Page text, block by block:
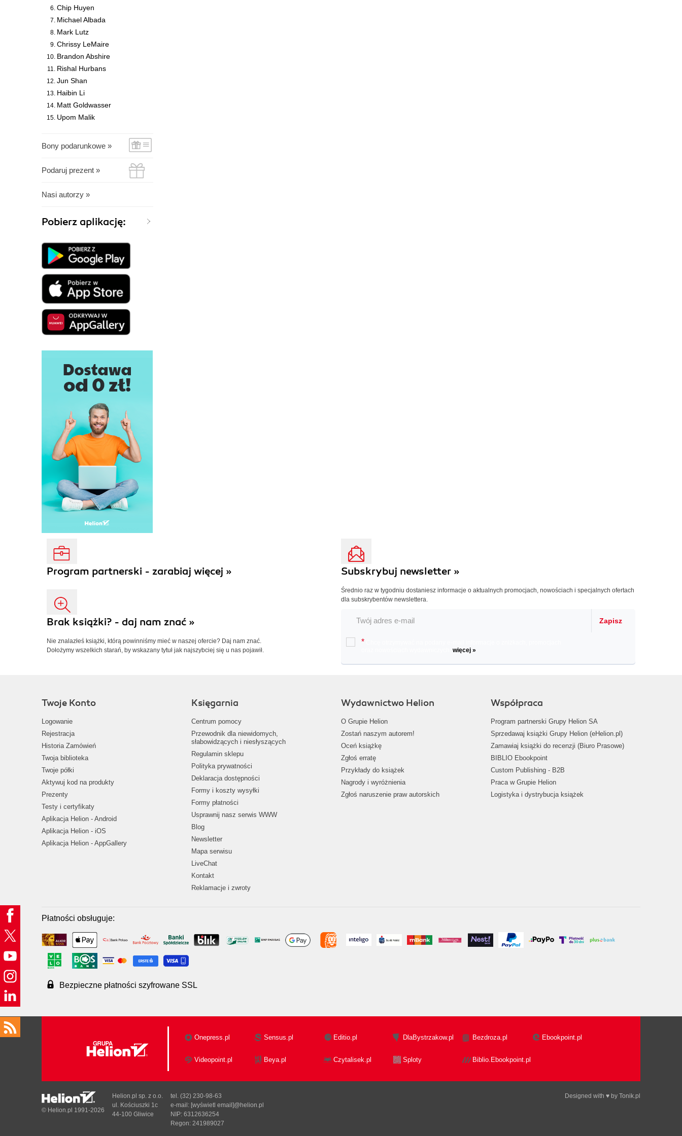
Chip Huyen
Michael Albada
Mark Lutz
Chrissy LeMaire
Brandon Abshire
Rishal Hurbans
Jun Shan
Haibin Li
Matt Goldwasser
Upom Malik
Bony podarunkowe »
Podaruj prezent »
Nasi autorzy »
Pobierz aplikację:
Program partnerski - zarabiaj więcej »
Brak książki? - daj nam znać »
Nie znalazłeś książki, którą powinniśmy mieć w naszej ofercie? Daj nam znać.
Dołożymy wszelkich starań, by wskazany tytuł jak najszybciej się u nas pojawił.
Subskrybuj newsletter »
Średnio raz w tygodniu dostaniesz informacje o aktualnych promocjach, nowościach i specjalnych ofertach
dla subskrybentów newslettera.
Zapisz
*
więcej »
Twoje Konto
Logowanie
Rejestracja
Historia Zamówień
Twoja biblioteka
Twoje półki
Aktywuj kod na produkty
Prezenty
Testy i certyfikaty
Aplikacja Helion - Android
Aplikacja Helion - iOS
Aplikacja Helion - AppGallery
Księgarnia
Centrum pomocy
Przewodnik dla niewidomych,
słabowidzących i niesłyszących
Regulamin sklepu
Polityka prywatności
Deklaracja dostępności
Formy i koszty wysyłki
Formy płatności
Usprawnij nasz serwis WWW
Blog
Newsletter
Mapa serwisu
LiveChat
Kontakt
Reklamacje i zwroty
Wydawnictwo Helion
O Grupie Helion
Zostań naszym autorem!
Oceń książkę
Zgłoś erratę
Przykłady do książek
Nagrody i wyróżnienia
Zgłoś naruszenie praw autorskich
Współpraca
Program partnerski Grupy Helion SA
Sprzedawaj książki Grupy Helion (eHelion.pl)
Zamawiaj książki do recenzji (Biuro Prasowe)
BIBLIO Ebookpoint
Custom Publishing - B2B
Praca w Grupie Helion
Logistyka i dystrybucja książek
Płatności obsługuje:
Bezpieczne płatności szyfrowane SSL
Onepress.pl Sensus.pl Editio.pl DlaBystrzakow.pl Bezdroza.pl Ebookpoint.pl
Videopoint.pl Beya.pl Czytalisek.pl Sploty Biblio.Ebookpoint.pl
Designed with ♥ by Tonik.pl
© Helion.pl 1991-2026
Helion.pl sp. z o.o.
ul. Kościuszki 1c
44-100 Gliwice
tel. (32) 230-98-63
e-mail: [wyświetl email]@helion.pl
NIP: 6312636254
Regon: 241989027